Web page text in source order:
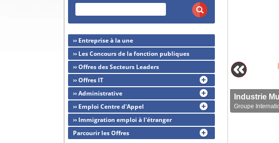
Groupe
›› Entreprise à la une
›› Les Concours de la fonction publiques
›› Offres des Secteurs Leaders
›› Offres IT
›› Administrative
›› Emploi Centre d'Appel
›› Immigration emploi à l'étranger
Parcourir les Offres